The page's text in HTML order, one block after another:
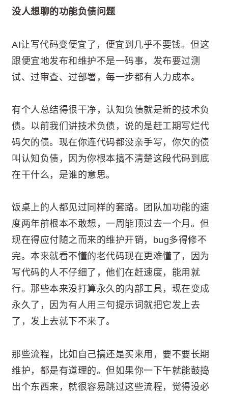
没人想聊的功能负债问题
AI让写代码变便宜了，便宜到几乎不要钱。但这
跟便宜地发布和维护不是一码事，发布要过测
试、过审查、过部署，每一步都有人力成本。
有个人总结得很干净，认知负债就是新的技术负
债。以前我们讲技术负债，说的是赶工期写烂代
码欠的债。现在你连代码都没亲手写，你欠的债
叫认知负债，因为你根本搞不清楚这段代码到底
在干什么，是谁的意思。
饭桌上的人都见过同样的套路。团队加功能的速
度两年前根本不敢想，一周能顶过去一个月。但
现在得应付随之而来的维护开销，bug多得修不
完。本来就看不懂的老代码现在更难懂了，因为
写代码的人不仔细了，他们在赶速度，能用就
行。那些本来没打算永久的内部工具，现在变成
永久了，因为有人用三句提示词就把它发上去
了，发上去就下不来了。
那些流程，比如自己搞还是买来用，要不要长期
维护，都是有道理的。但如果你一下午就能鼓捣
出个东西来，就很容易跳过这些流程，觉得没必